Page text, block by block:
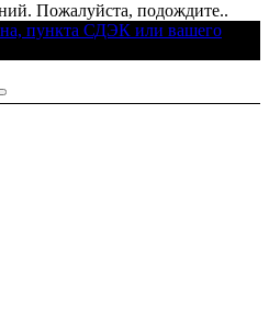
Пожалуйста, подождите..
пункта СДЭК или вашего